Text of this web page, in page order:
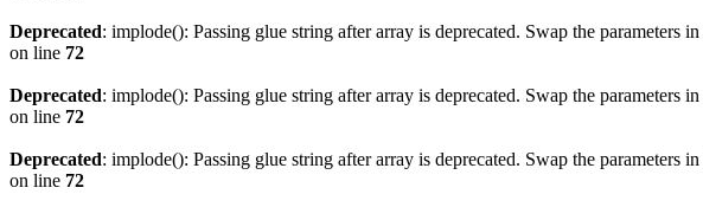
Deprecated: implode(): Passing glue string after array is deprecated. Swap the parameters in
on line 72
Deprecated: implode(): Passing glue string after array is deprecated. Swap the parameters in
on line 72
Deprecated: implode(): Passing glue string after array is deprecated. Swap the parameters in
on line 72